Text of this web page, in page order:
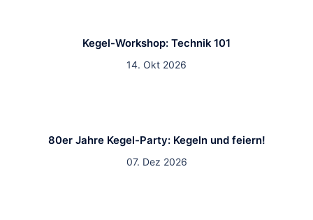
Kegel-Workshop: Technik 101
14. Okt 2026
80er Jahre Kegel-Party: Kegeln und feiern!
07. Dez 2026